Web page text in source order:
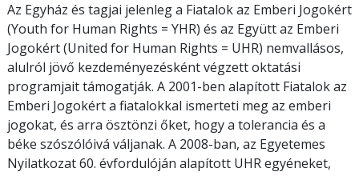
Az Egyház és tagjai jelenleg a Fiatalok az Emberi Jogokért
(Youth for Human Rights = YHR) és az Együtt az Emberi
Jogokért (United for Human Rights = UHR) nemvallásos,
alulról jövő kezdeményezésként végzett oktatási
programjait támogatják. A 2001-ben alapított Fiatalok az
Emberi Jogokért a fiatalokkal ismerteti meg az emberi
jogokat, és arra ösztönzi őket, hogy a tolerancia és a
béke szószólóivá váljanak. A 2008-ban, az Egyetemes
Nyilatkozat 60. évfordulóján alapított UHR egyéneket,